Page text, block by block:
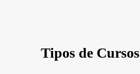
Tipos de Cursos